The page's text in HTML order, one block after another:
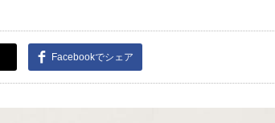
Facebookでシェア